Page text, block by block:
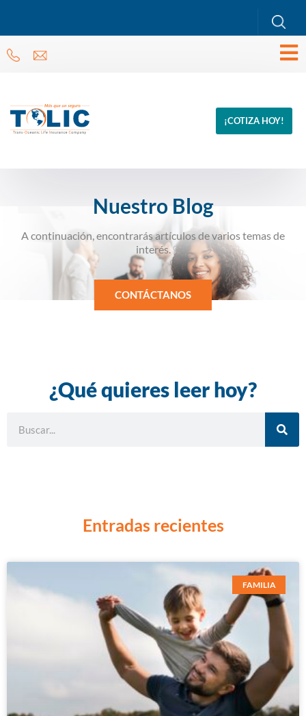
¡COTIZA HOY!
Nuestro Blog
A continuación, encontrarás artículos de varios temas de
interés.
CONTÁCTANOS
¿Qué quieres leer hoy?
Entradas recientes
FAMILIA